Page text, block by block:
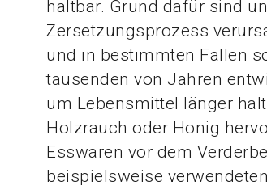
haltbar. Grund dafür sind
Zersetzungsprozess
und in bestimmten Fällen
tausenden von Jahren
um Lebensmittel länger
Holzrauch oder Honig
Esswaren vor dem
beispielsweise